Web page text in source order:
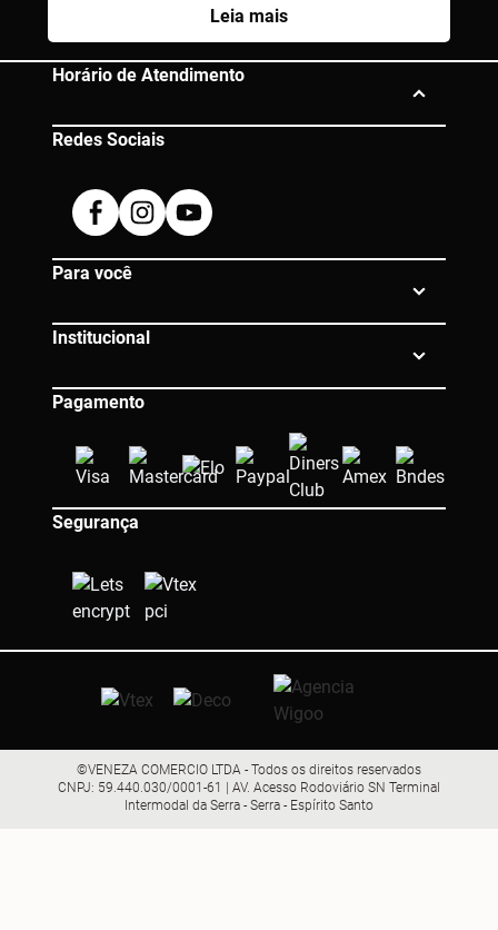
Leia mais
Horário de Atendimento
Dúvidas? Entre em contato:
0800 080 0609 |
atendimento@eico.com.br
Redes Sociais
FacebookInstagramYoutube
Para você
Institucional
Pagamento
Segurança
©VENEZA COMERCIO LTDA - Todos os direitos reservados
CNPJ: 59.440.030/0001-61 | AV. Acesso Rodoviário SN Terminal
Intermodal da Serra - Serra - Espírito Santo